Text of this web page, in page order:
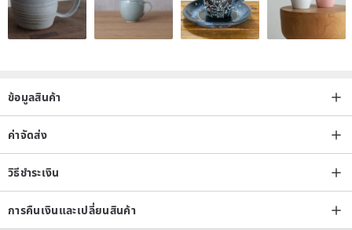
ข้อมูลสินค้า
ค่าจัดส่ง
วิธีชำระเงิน
การคืนเงินและเปลี่ยนสินค้า